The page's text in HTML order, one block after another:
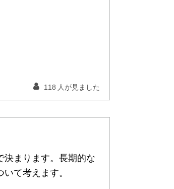
118 人が見ました
決まります。長期的な
て考えます。